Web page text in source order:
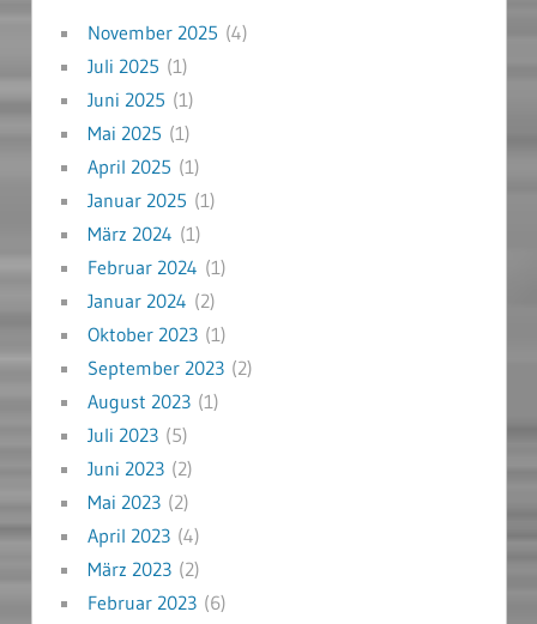
November 2025 (4)
Juli 2025 (1)
Juni 2025 (1)
Mai 2025 (1)
April 2025 (1)
Januar 2025 (1)
März 2024 (1)
Februar 2024 (1)
Januar 2024 (2)
Oktober 2023(1)
September 2023(2)
August 2023(1)
Juli 2023(5)
Juni 2023(2)
Mai 2023(2)
April 2023(4)
März 2023(2)
Februar 2023(6)